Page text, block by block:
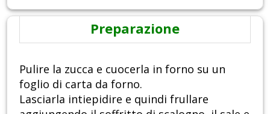
Preparazione
Pulire la zucca e cuocerla in forno su un
foglio di carta da forno.
Lasciarla intiepidire e quindi frullare